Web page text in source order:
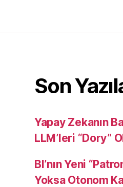
Son
Yapay Zekanın
LLM’leri “Dory”
BI’nın Yeni
Yoksa Otonom